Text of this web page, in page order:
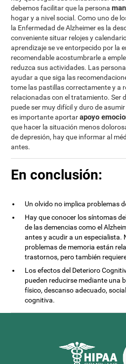
debemos facilitar que la persona
hogar y a nivel social. Como uno de
la Enfermedad de Alzheimer es la
conveniente situar relojes y
aprendizaje se ve entorpecido por la
recomendable acostumbrarle a
reduzca sus actividades. Las
ayudar a que siga las
tome las pastillas correctamente y a
relacionadas con el tratamiento. Ser
puede ser muy difícil y duro de
es importante aportarapoyo
que hacer la situación menos
de depresión, hay que informar al
antes.
En conclusión:
Un olvido no implica problemas
Hay que conocer los síntomas
de las demencias como el
antes y acudir a un especialista.
problemas de memoria están
trastornos, pero también
Los efectos del Deterioro
pueden reducirse mediante una
físico, descanso adecuado,
cognitiva.